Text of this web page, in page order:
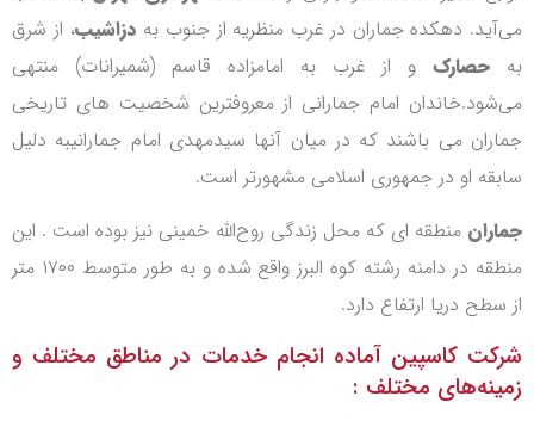
می‌آید. دهکده جماران در غرب منظریه از جنوب به دزاشیب، از شرق
به حصارک و از غرب به امامزاده قاسم (شمیرانات) منتهی
می‌شود.خاندان امام جمارانی از معروفترین شخصیت های تاریخی
جماران می باشند که در میان آنها سیدمهدی امام جمارانیبه دلیل
سابقه او در جمهوری اسلامی مشهورتر است.
جماران منطقه ای که محل زندگی روح‌الله خمینی نیز بوده است . این
منطقه در دامنه رشته کوه البرز واقع شده و به طور متوسط ۱۷۰۰ متر
از سطح دریا ارتفاع دارد.
شرکت کاسپین آماده انجام خدمات در مناطق مختلف و
زمینه‌های مختلف :